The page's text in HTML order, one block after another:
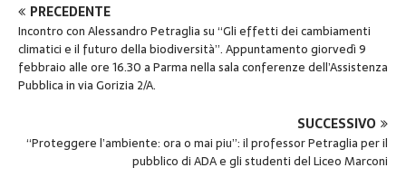
PRECEDENTE
Incontro con Alessandro Petraglia su “Gli effetti dei cambiamenti
climatici e il futuro della biodiversità”. Appuntamento giorvedì 9
febbraio alle ore 16.30 a Parma nella sala conferenze dell’Assistenza
Pubblica in via Gorizia 2/A.
SUCCESSIVO
“Proteggere l’ambiente: ora o mai piu”: il professor Petraglia per il
pubblico di ADA e gli studenti del Liceo Marconi